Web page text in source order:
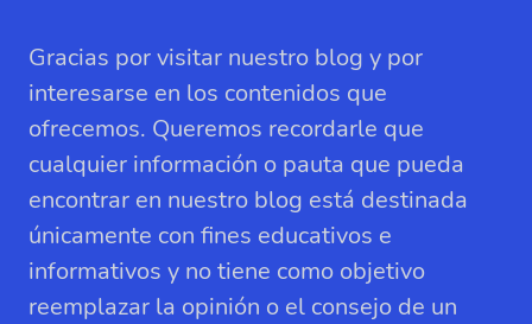
Gracias por visitar nuestro blog y por
interesarse en los contenidos que
ofrecemos. Queremos recordarle que
cualquier información o pauta que pueda
encontrar en nuestro blog está destinada
únicamente con fines educativos e
informativos y no tiene como objetivo
reemplazar la opinión o el consejo de un